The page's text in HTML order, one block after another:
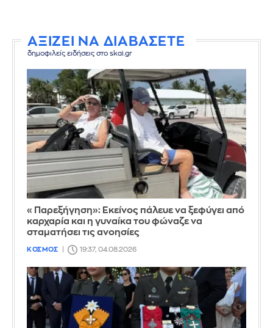
ΑΞΙΖΕΙ ΝΑ ΔΙΑΒΑΣΕΤΕ
δημοφιλείς ειδήσεις στο skai.gr
«Παρεξήγηση»: Εκείνος πάλευε να ξεφύγει από
καρχαρία και η γυναίκα του φώναζε να
σταματήσει τις ανοησίες
ΚΟΣΜΟΣ 19:37, 04.08.2026